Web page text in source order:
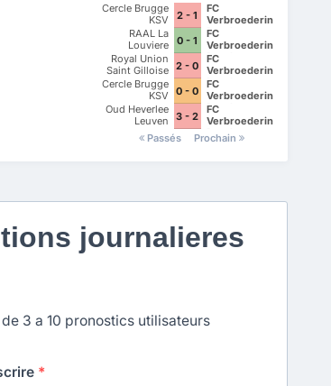
Cercle Brugge
KSV
2 - 1
FC
Verbroedering
Dender
Eendracht
Hekelgem
RAAL La
Louviere
0 - 1
FC
Verbroedering
Dender
Eendracht
Hekelgem
Royal Union
Saint Gilloise 2 - 0
FC
Verbroedering
Dender
Eendracht
Hekelgem
Cercle Brugge
KSV 0 - 0
FC
Verbroedering
Dender
Eendracht
Hekelgem
Oud Heverlee
Leuven
3 - 2
FC
Verbroedering
Dender
Eendracht
Passés Prochain
journalieres
3 a 10 pronostics utilisateurs
*